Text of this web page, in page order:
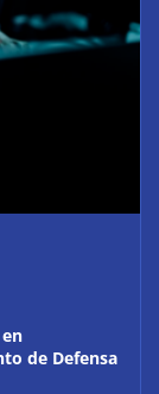
de Defensa